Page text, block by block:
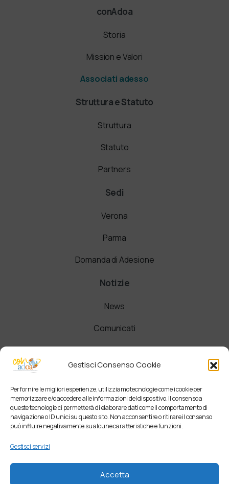
Gestisci Consenso Cookie
Per fornire le migliori esperienze, utilizziamo tecnologie come i cookie per
memorizzare e/o accedere alle informazioni del dispositivo. Il consenso a
queste tecnologie ci permetterà di elaborare dati come il comportamento di
navigazione o ID unici su questo sito. Non acconsentire o ritirare il consenso
può influire negativamente su alcune caratteristiche e funzioni.
Gestisci servizi
Accetta
conAdoa
Storia
Mission e Valori
Associati adesso
Struttura e Statuto
Struttura
Statuto
Partners
Sedi
Verona
Parma
Domanda di Adesione
Notizie
News
Comunicati
Newsletter